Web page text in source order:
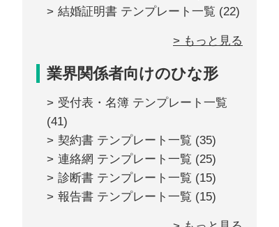
結婚証明書 テンプレート一覧 (22)
> もっと見る
業界関係者向けのひな形
受付表・名簿 テンプレート一覧
(41)
契約書 テンプレート一覧 (35)
連絡網 テンプレート一覧 (25)
診断書 テンプレート一覧 (15)
報告書 テンプレート一覧 (15)